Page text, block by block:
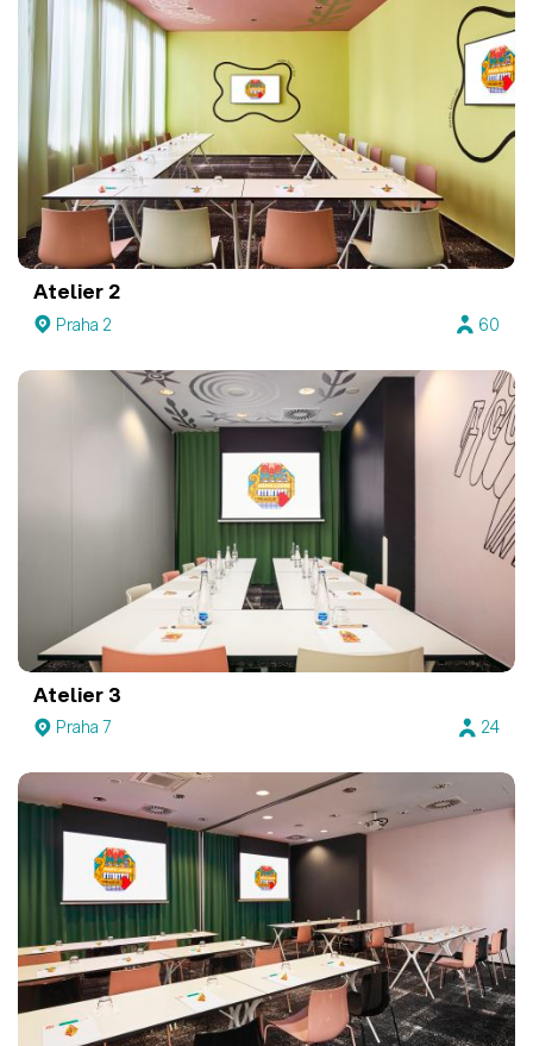
Atelier 2
Praha 2 60
Atelier 3
Praha 7 24